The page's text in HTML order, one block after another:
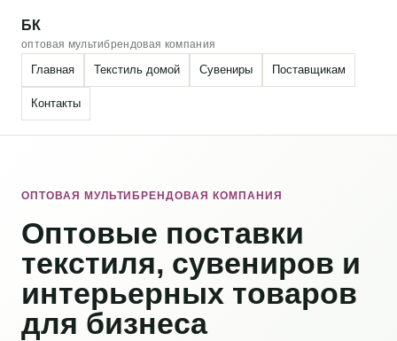
БК
оптовая мультибрендовая компания
Главная Текстиль домой Сувениры Поставщикам
Контакты
ОПТОВАЯ МУЛЬТИБРЕНДОВАЯ КОМПАНИЯ
Оптовые поставки
текстиля, сувениров и
интерьерных товаров
для бизнеса